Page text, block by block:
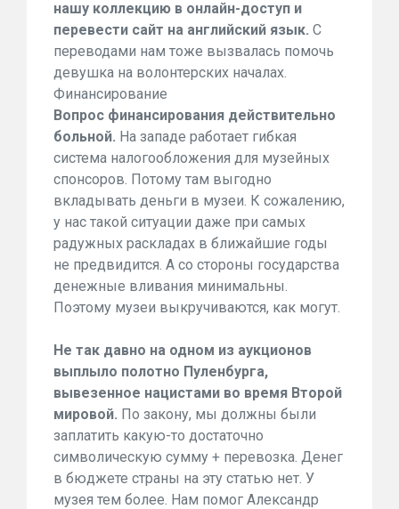
нашу коллекцию в онлайн-доступ и
перевести сайт на английский язык. С
переводами нам тоже вызвалась помочь
девушка на волонтерских началах.
Финансирование
Вопрос финансирования действительно
больной. На западе работает гибкая
система налогообложения для музейных
спонсоров. Потому там выгодно
вкладывать деньги в музеи. К сожалению,
у нас такой ситуации даже при самых
радужных раскладах в ближайшие годы
не предвидится. А со стороны государства
денежные вливания минимальны.
Поэтому музеи выкручиваются, как могут.
Не так давно на одном из аукционов
выплыло полотно Пуленбурга,
вывезенное нацистами во время Второй
мировой. По закону, мы должны были
заплатить какую-то достаточно
символическую сумму + перевозка. Денег
в бюджете страны на эту статью нет. У
музея тем более. Нам помог Александр